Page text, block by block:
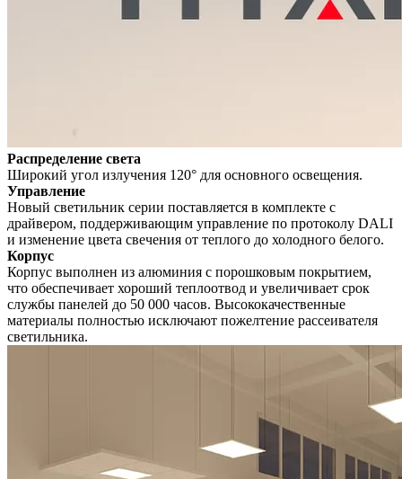
Распределение света
Широкий угол излучения 120° для основного освещения.
Управление
Новый светильник серии поставляется в комплекте с
драйвером, поддерживающим управление по протоколу DALI
и изменение цвета свечения от теплого до холодного белого.
Корпус
Корпус выполнен из алюминия с порошковым покрытием,
что обеспечивает хороший теплоотвод и увеличивает срок
службы панелей до 50 000 часов. Высококачественные
материалы полностью исключают пожелтение рассеивателя
светильника.